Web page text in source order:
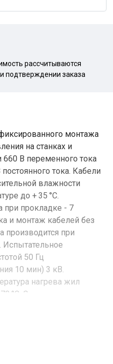
рассчитываются
подтверждении заказа
монтажа
на станках и
В переменного тока
тока. Кабели
влажности
до + 35 °С.
при прокладке - 7
и монтаж кабелей без
производится при
Испытательное
50 Гц
10 мин) 3 кВ.
нагрева жил
°С. Строительная длина